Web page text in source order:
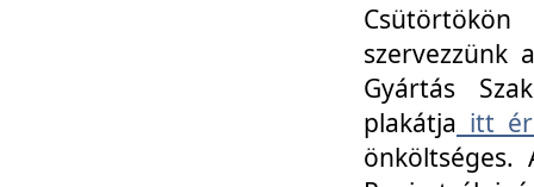
szervezzünk
Gyártás
plakátja itt